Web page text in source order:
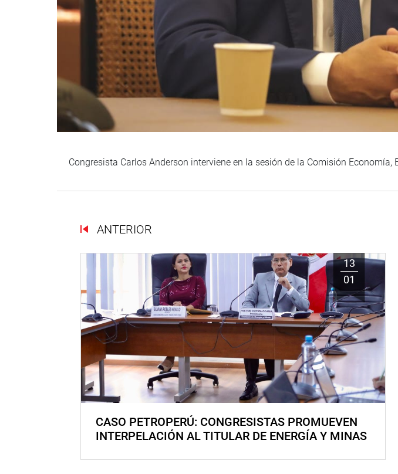
Congresista Carlos Anderson interviene en la sesión de la Comisión
ANTERIOR
13
01
CASO PETROPERÚ: CONGRESISTAS PROMUEVEN
INTERPELACIÓN AL TITULAR DE ENERGÍA Y MINAS